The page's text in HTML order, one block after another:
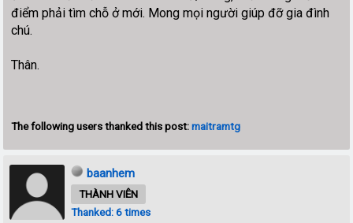
điểm phải tìm chỗ ở mới. Mong mọi người giúp đỡ gia đình
chú.
Thân.
The following users thanked this post:maitramtg
baanhem
THÀNH VIÊN
Thanked: 6 times